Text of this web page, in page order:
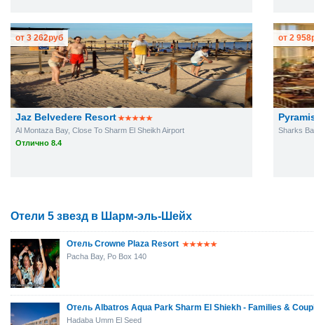
Jaz Belvedere Resort
Al Montaza Bay, Close To Sharm El Sheikh Airport
Отлично 8.4
от 3 262руб
Sharks
от 2 958
Отели 5 звезд в Шарм-эль-Шейх
Отель Crowne Plaza Resort
Pacha Bay, Po Box 140
Отель Albatros Aqua Park Sharm El Shiekh - Families &
Hadaba Umm El Seed